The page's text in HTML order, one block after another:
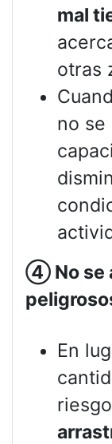
mal
otras
no se
④ No se
En